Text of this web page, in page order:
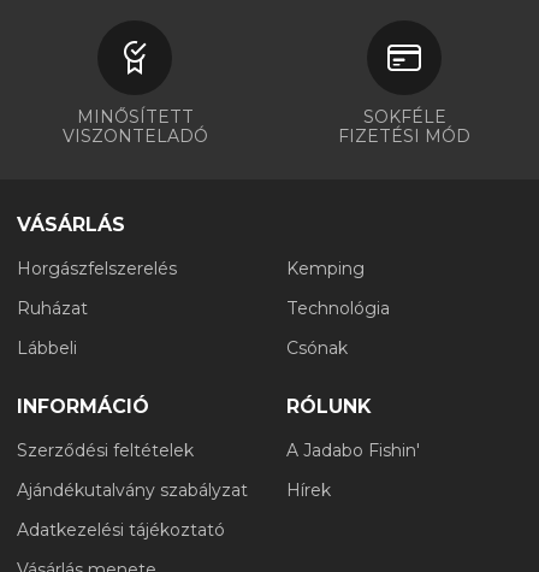
MINŐSÍTETT
VISZONTELADÓ
SOKFÉLE
FIZETÉSI MÓD
VÁSÁRLÁS
Horgászfelszerelés
Ruházat
Lábbeli
Kemping
Technológia
Csónak
INFORMÁCIÓ
Szerződési feltételek
Ajándékutalvány szabályzat
Adatkezelési tájékoztató
RÓLUNK
A Jadabo Fishin'
Hírek